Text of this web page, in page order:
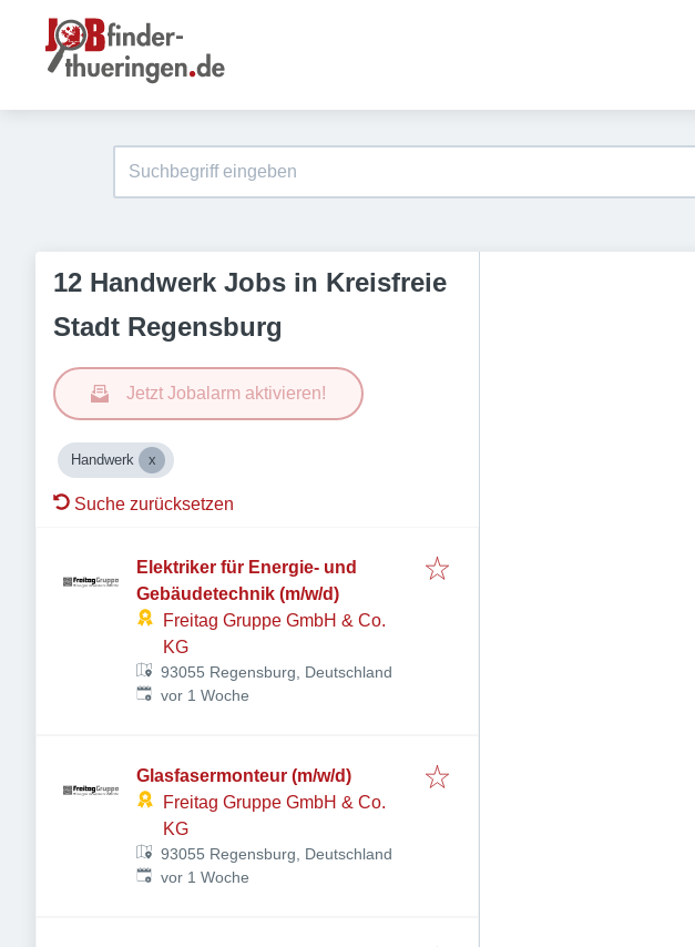
12 Handwerk Jobs in Kreisfreie
Stadt Regensburg
Jetzt Jobalarm aktivieren!
Handwerk
Suche zurücksetzen
Elektriker für Energie- und
Gebäudetechnik (m/w/d)
Freitag Gruppe GmbH & Co.
KG
93055 Regensburg, Deutschland
Veröffentlicht:
vor 1 Woche
Glasfasermonteur (m/w/d)
Freitag Gruppe GmbH & Co.
KG
93055 Regensburg, Deutschland
Veröffentlicht:
vor 1 Woche